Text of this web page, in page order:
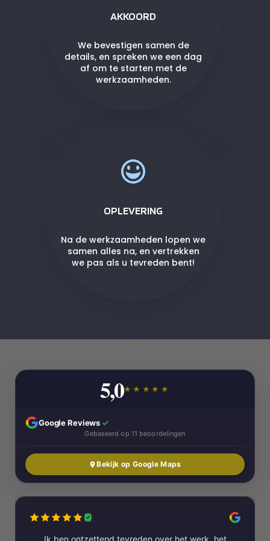
AKKOORD
We bevestigen samen de
details, en spreken we een dag
af om te starten met de
werkzaamheden.
OPLEVERING
Na de werkzaamheden lopen we
samen alles na, en vertrekken
we pas als u tevreden bent!
5,0★★★★★
Google Reviews ✓
Gebaseerd op 11 beoordelingen
Bekijk op Google Maps